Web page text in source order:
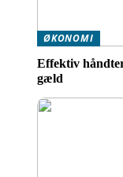
ØKONOMI
Effektiv
gæld